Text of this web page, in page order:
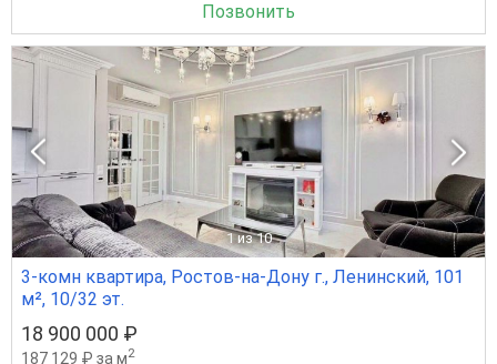
Позвонить
1 из 10
3-комн квартира, Ростов-на-Дону г., Ленинский, 101
м², 10/32 эт.
18 900 000 ₽
187 129 ₽ за м2